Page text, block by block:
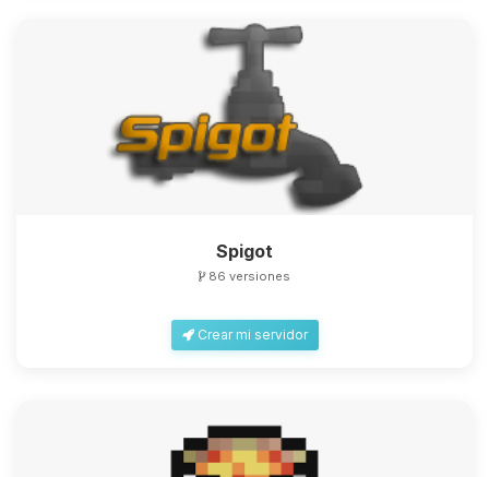
Spigot
86 versiones
Crear mi servidor